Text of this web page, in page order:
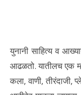
युनानी साहित्य व
आढळतो. यातीलच एक
कला, वाणी, तीरंदाजी,